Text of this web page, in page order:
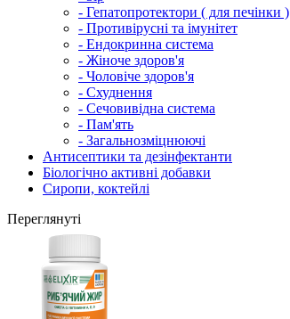
- Гепатопротектори ( для печінки )
- Противірусні та імунітет
- Ендокринна система
- Жіноче здоров'я
- Чоловіче здоров'я
- Схуднення
- Сечовивідна система
- Пам'ять
- Загальнозміцнюючі
Антисептики та дезінфектанти
Біологічно активні добавки
Сиропи, коктейлі
Переглянуті